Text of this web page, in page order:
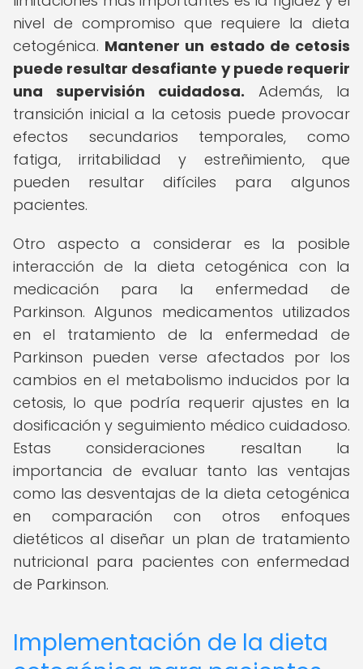
nivel de compromiso que requiere la dieta
cetogénica. Mantener un estado de cetosis
puede resultar desafiante y puede requerir
una supervisión cuidadosa. Además, la
transición inicial a la cetosis puede provocar
efectos secundarios temporales, como
fatiga, irritabilidad y estreñimiento, que
pueden resultar difíciles para algunos
pacientes.
Otro aspecto a considerar es la posible
interacción de la dieta cetogénica con la
medicación para la enfermedad de
Parkinson. Algunos medicamentos utilizados
en el tratamiento de la enfermedad de
Parkinson pueden verse afectados por los
cambios en el metabolismo inducidos por la
cetosis, lo que podría requerir ajustes en la
dosificación y seguimiento médico cuidadoso.
Estas consideraciones resaltan la
importancia de evaluar tanto las ventajas
como las desventajas de la dieta cetogénica
en comparación con otros enfoques
dietéticos al diseñar un plan de tratamiento
nutricional para pacientes con enfermedad
de Parkinson.
Implementación de la dieta